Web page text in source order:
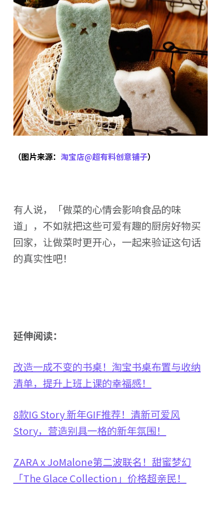
（图片来源： 淘宝店@超有料创意铺子）
有人说，「做菜的心情会影响食品的味
道」，不如就把这些可爱有趣的厨房好物买
回家，让做菜时更开心，一起来验证这句话
的真实性吧！
延伸阅读：
改造一成不变的书桌！淘宝书桌布置与收纳
清单，提升上班上课的幸福感！
8款IG Story 新年GIF推荐！清新可爱风
Story，营造别具一格的新年氛围！
ZARA x JoMalone第二波联名！甜蜜梦幻
「The Glace Collection」价格超亲民！